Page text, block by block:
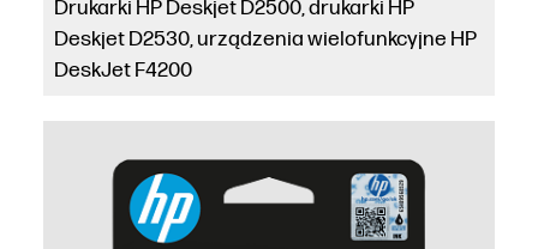
Drukarki HP Deskjet D2500, drukarki HP
Deskjet D2530, urządzenia wielofunkcyjne HP
DeskJet F4200